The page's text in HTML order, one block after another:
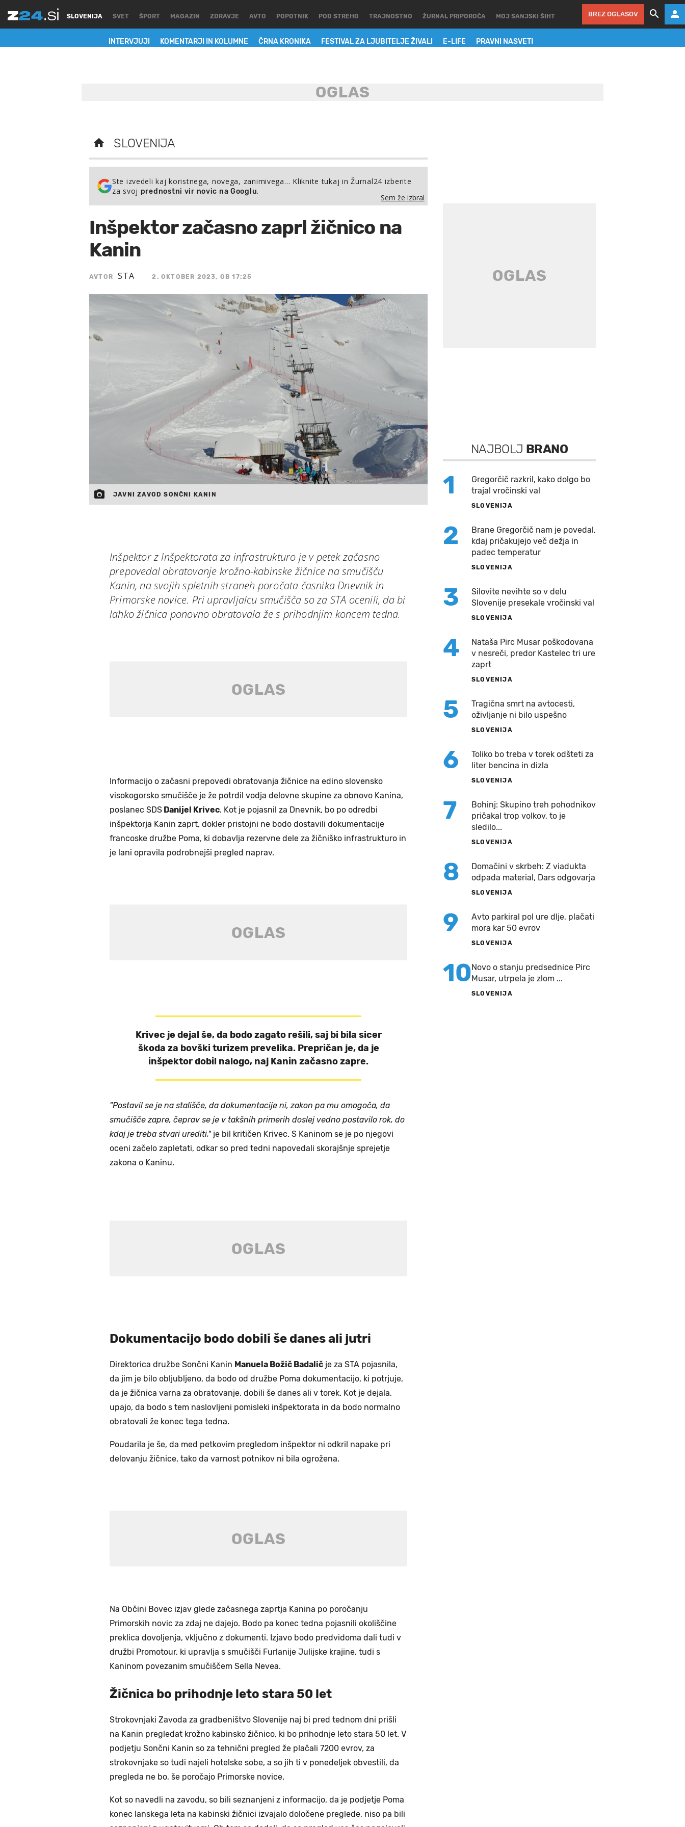
SLOVENIJA
INTERVJUJI KOMENTARJI IN KOLUMNE ČRNA KRONIKA FESTIVAL ZA LJUBITELJE ŽIVALI E-LIFE PRAVNI NASVETI
SVET ŠPORT MAGAZIN ZDRAVJE AVTO POPOTNIK POD STREHO TRAJNOSTNO ŽURNAL PRIPOROČA MOJ SANJSKI ŠIHT BREZ OGLASOV
SLOVENIJA
Ste izvedeli kaj koristnega, novega, zanimivega… Kliknite tukaj in Žurnal24 izberite
za svoj prednostni vir novic na Googlu.
Sem že izbral
Inšpektor začasno zaprl žičnico na
Kanin
AVTOR STA 2. OKTOBER 2023, OB 17:25
JAVNI ZAVOD SONČNI KANIN
Inšpektor z Inšpektorata za infrastrukturo je v petek začasno
prepovedal obratovanje krožno-kabinske žičnice na smučišču
Kanin, na svojih spletnih straneh poročata časnika Dnevnik in
Primorske novice. Pri upravljalcu smučišča so za STA ocenili, da bi
lahko žičnica ponovno obratovala že s prihodnjim koncem tedna.
Informacijo o začasni prepovedi obratovanja žičnice na edino slovensko
visokogorsko smučišče je že potrdil vodja delovne skupine za obnovo Kanina,
poslanec SDS Danijel Krivec. Kot je pojasnil za Dnevnik, bo po odredbi
inšpektorja Kanin zaprt, dokler pristojni ne bodo dostavili dokumentacije
francoske družbe Poma, ki dobavlja rezervne dele za žičniško infrastrukturo in
je lani opravila podrobnejši pregled naprav.
Krivec je dejal še, da bodo zagato rešili, saj bi bila sicer
škoda za bovški turizem prevelika. Prepričan je, da je
inšpektor dobil nalogo, naj Kanin začasno zapre.
"Postavil se je na stališče, da dokumentacije ni, zakon pa mu omogoča, da
smučišče zapre, čeprav se je v takšnih primerih doslej vedno postavilo rok, do
kdaj je treba stvari urediti,"je bil kritičen Krivec. S Kaninom se je po njegovi
oceni začelo zapletati, odkar so pred tedni napovedali skorajšnje sprejetje
zakona o Kaninu.
Dokumentacijo bodo dobili še danes ali jutri
Direktorica družbe Sončni Kanin Manuela Božič Badalič je za STA pojasnila,
da jim je bilo obljubljeno, da bodo od družbe Poma dokumentacijo, ki potrjuje,
da je žičnica varna za obratovanje, dobili še danes ali v torek. Kot je dejala,
upajo, da bodo s tem naslovljeni pomisleki inšpektorata in da bodo normalno
obratovali že konec tega tedna.
Poudarila je še, da med petkovim pregledom inšpektor ni odkril napake pri
delovanju žičnice, tako da varnost potnikov ni bila ogrožena.
Na Občini Bovec izjav glede začasnega zaprtja Kanina po poročanju
Primorskih novic za zdaj ne dajejo. Bodo pa konec tedna pojasnili okoliščine
preklica dovoljenja, vključno z dokumenti. Izjavo bodo predvidoma dali tudi v
družbi Promotour, ki upravlja s smučišči Furlanije Julijske krajine, tudi s
Kaninom povezanim smučiščem Sella Nevea.
Žičnica bo prihodnje leto stara 50 let
Strokovnjaki Zavoda za gradbeništvo Slovenije naj bi pred tednom dni prišli
na Kanin pregledat krožno kabinsko žičnico, ki bo prihodnje leto stara 50 let. V
podjetju Sončni Kanin so za tehnični pregled že plačali 7200 evrov, za
strokovnjake so tudi najeli hotelske sobe, a so jih ti v ponedeljek obvestili, da
pregleda ne bo, še poročajo Primorske novice.
Kot so navedli na zavodu, so bili seznanjeni z informacijo, da je podjetje Poma
konec lanskega leta na kabinski žičnici izvajalo določene preglede, niso pa bili
NAJBOLJ BRANO
1
Gregorčič razkril, kako dolgo bo
trajal vročinski val
SLOVENIJA
2
Brane Gregorčič nam je povedal,
kdaj pričakujejo več dežja in
padec temperatur
SLOVENIJA
3
Silovite nevihte so v delu
Slovenije presekale vročinski val
SLOVENIJA
4
Nataša Pirc Musar poškodovana
v nesreči, predor Kastelec tri ure
zaprt
SLOVENIJA
5
Tragična smrt na avtocesti,
oživljanje ni bilo uspešno
SLOVENIJA
6
Toliko bo treba v torek odšteti za
liter bencina in dizla
SLOVENIJA
7
Bohinj: Skupino treh pohodnikov
pričakal trop volkov, to je
sledilo...
SLOVENIJA
8
Domačini v skrbeh: Z viadukta
odpada material, Dars odgovarja
SLOVENIJA
9
Avto parkiral pol ure dlje, plačati
mora kar 50 evrov
SLOVENIJA
10Novo o stanju predsednice Pirc
Musar, utrpela je zlom ...
SLOVENIJA